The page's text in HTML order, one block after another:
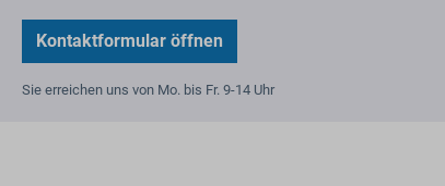
Kontaktformular öffnen
Sie erreichen uns von Mo. bis Fr. 9-14 Uhr